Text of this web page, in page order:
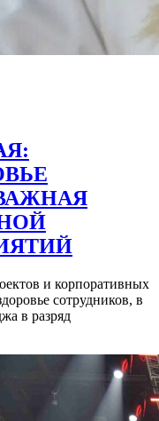
и корпоративных
сотрудников, в
в разряд